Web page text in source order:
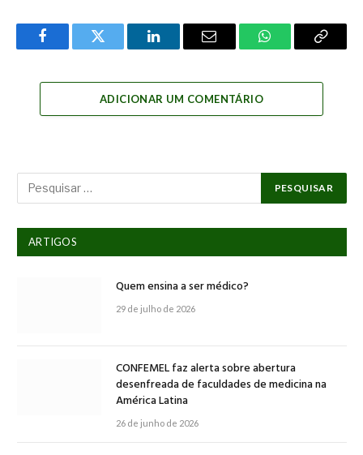
FacebookTwitter LinkedInEmail WhatsAppCopy
ADICIONAR UM COMENTÁRIO
ARTIGOS
Quem ensina a ser médico?
29 de julho de 2026
CONFEMEL faz alerta sobre abertura
desenfreada de faculdades de medicina na
América Latina
26 de junho de 2026